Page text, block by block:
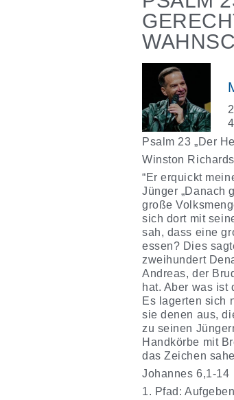
Psalm 23 „Der
Winston
“Er erquickt
Jünger „Danach
große
sich dort mit
sah, dass eine
essen? Dies
zweihundert
Andreas, der
hat. Aber was ist
Es lagerten sich
sie denen aus,
zu seinen
Handkörbe mit
das Zeichen
Johannes 6,1-14
1. Pfad: Aufgeben